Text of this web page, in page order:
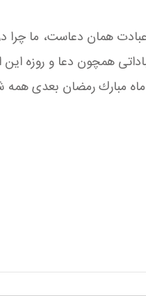
همان دعاست، ما چرا
همچون دعا و روزه
ماه مبارك رمضان بعدی